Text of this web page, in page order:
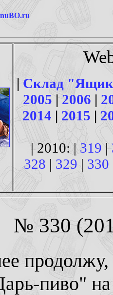
| Склад
2005|2006 |
2014 | 2015 |
| 2010: |319 |
328 | 329 | 330
№ 330
пиво"